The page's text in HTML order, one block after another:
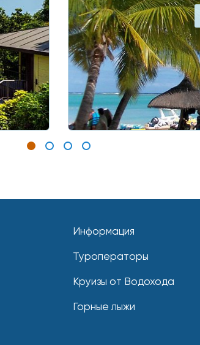
Информация
Туроператоры
Круизы от Водохода
Горные лыжи